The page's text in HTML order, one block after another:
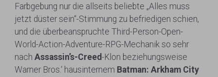
Farbgebung nur die allseits beliebte „Alles muss
jetzt düster sein“-Stimmung zu befriedigen schien,
und die überbeanspruchte Third-Person-Open-
World-Action-Adventure-RPG-Mechanik so sehr
nach Assassin’s-Creed-Klon beziehungsweise
Warner Bros.‘ hausinternem Batman: Arkham City